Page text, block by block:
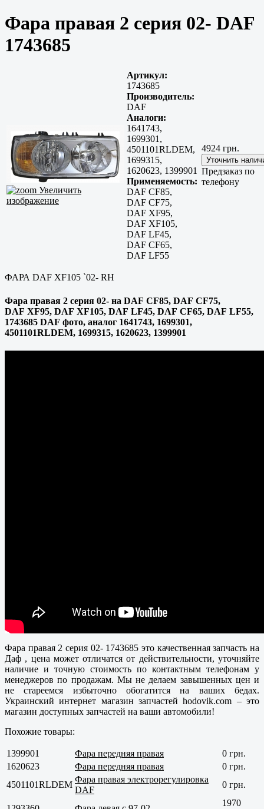
Фара правая 2 серия 02- DAF
1743685
Увеличить
изображение
Артикул:
1743685
Производитель:
DAF
Аналоги:
1641743,
1699301,
4501101RLDEM,
1699315,
1620623, 1399901
Применяемость:
DAF CF85,
DAF CF75,
DAF XF95,
DAF XF105,
DAF LF45,
DAF CF65,
DAF LF55
4924 грн.
Предзаказ по
телефону
ФАРА DAF XF105 `02- RH
Фара правая 2 серия 02- на DAF CF85, DAF CF75,
DAF XF95, DAF XF105, DAF LF45, DAF CF65, DAF LF55,
1743685 DAF фото, аналог 1641743, 1699301,
4501101RLDEM, 1699315, 1620623, 1399901
Фара правая 2 серия 02- 1743685 это качественная запчасть на
Даф , цена может отличатся от действительности, уточняйте
наличие и точную стоимость по контактным телефонам у
менеджеров по продажам. Мы не делаем завышенных цен и
не стареемся избыточно обогатится на ваших бедах.
Украинский интернет магазин запчастей hodovik.com – это
магазин доступных запчастей на ваши автомобили!
Похожие товары:
1399901 Фара передняя правая
0 грн.
1620623
Фара передняя правая
0 грн.
4501101RLDEM
Фара правая электрорегулировка
DAF
0 грн.
1970